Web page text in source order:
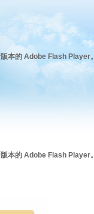
本的 Adobe Flash Player。
本的 Adobe Flash Player。